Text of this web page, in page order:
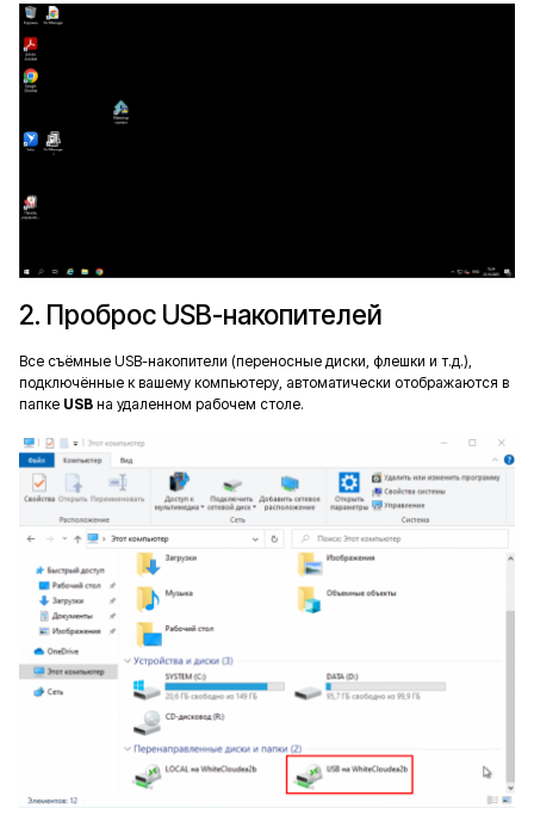
2. Проброс USB-накопителей
Все съёмные USB-накопители (переносные диски, флешки и т.д.),
подключённые к вашему компьютеру, автоматически отображаются в
папке USB на удаленном рабочем столе.